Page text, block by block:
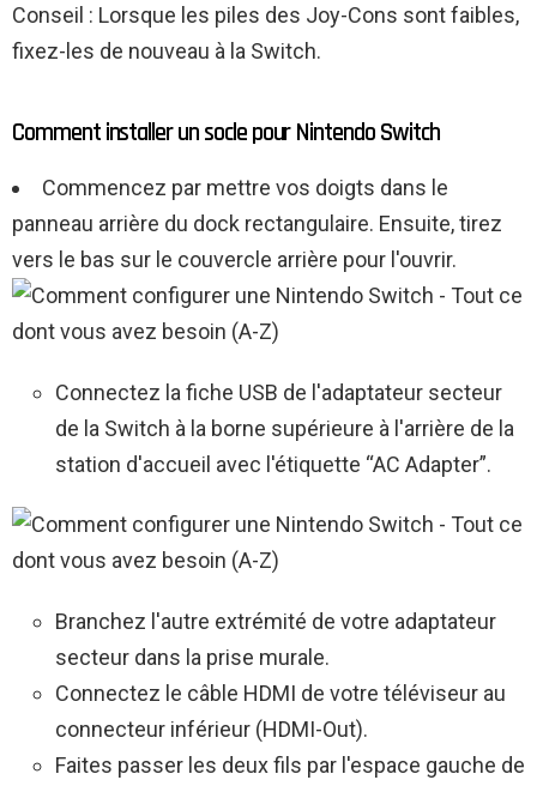
Conseil : Lorsque les piles des Joy-Cons sont faibles,
fixez-les de nouveau à la Switch.
Comment installer un socle pour Nintendo Switch
Commencez par mettre vos doigts dans le
panneau arrière du dock rectangulaire. Ensuite, tirez
vers le bas sur le couvercle arrière pour l'ouvrir.
Connectez la fiche USB de l'adaptateur secteur
de la Switch à la borne supérieure à l'arrière de la
station d'accueil avec l'étiquette “AC Adapter”.
Branchez l'autre extrémité de votre adaptateur
secteur dans la prise murale.
Connectez le câble HDMI de votre téléviseur au
connecteur inférieur (HDMI-Out).
Faites passer les deux fils par l'espace gauche de